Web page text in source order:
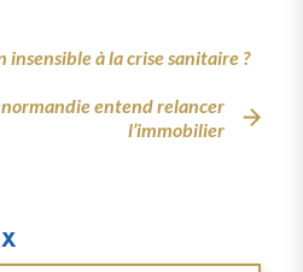
insensible à la crise sanitaire ?
entend relancer
l’immobilier